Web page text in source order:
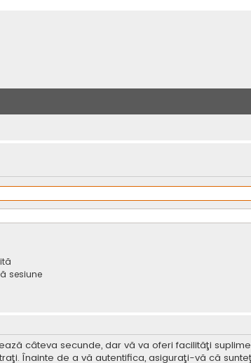
sesiune
câteva secunde, dar vă va oferi facilităţi
Înainte de a vă autentifica, asiguraţi-vă că